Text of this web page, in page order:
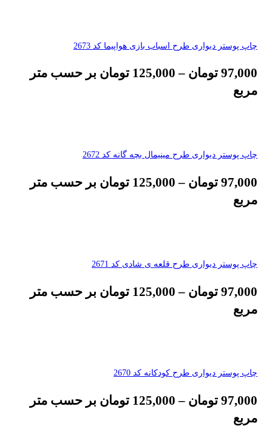
چاپ پوستر دیواری طرح اسباب بازی هواپیما کد 2673
97,000 تومان –
125,000 تومان بر حسب متر
مربع
چاپ پوستر دیواری طرح مینیمال بچه گانه کد 2672
97,000 تومان –
125,000 تومان بر حسب متر
مربع
چاپ پوستر دیواری طرح قلعه ی شادی کد 2671
97,000 تومان –
125,000 تومان بر حسب متر
مربع
چاپ پوستر دیواری طرح کودکانه کد 2670
97,000 تومان –
125,000 تومان بر حسب متر
مربع